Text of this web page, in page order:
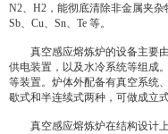
N2、H2，能彻底清除非金属夹杂
Sb、Cu、Sn、Te 等。
真空感应熔炼炉的设备主要由
供电装置，以及水冷系统等组成
等装置。炉体外配备有真空系统
歇式和半连续式两种，可做成立式
真空感应熔炼炉在结构设计上